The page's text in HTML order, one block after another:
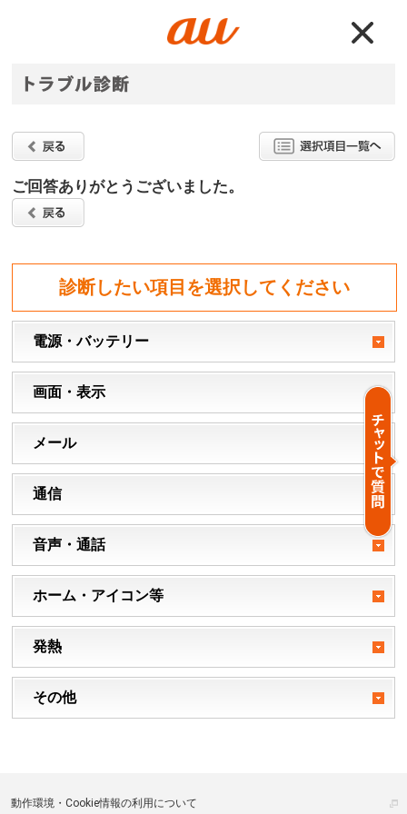
ご回答ありがとうございました。
診断したい項目を選択してください
電源・バッテリー
画面・表示
メール
通信
音声・通話
ホーム・アイコン等
発熱
その他
動作環境・Cookie情報の利用について